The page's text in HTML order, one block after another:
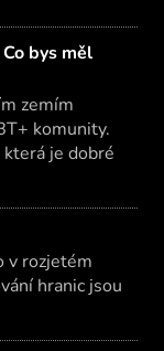
bys měl
zemím
komunity.
která je dobré
v rozjetém
hranic jsou